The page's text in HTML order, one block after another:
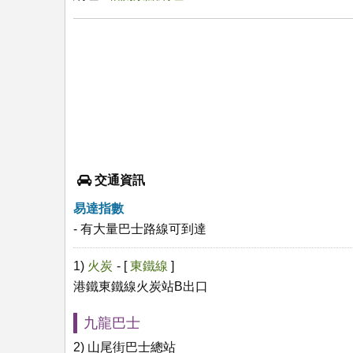
交通資訊
易達指數
- 有大量巴士路線可到達
1) 火炭 - [東鐵線 ]
港鐵東鐵線火炭站B出口
九龍巴士
2) 山尾街巴士總站